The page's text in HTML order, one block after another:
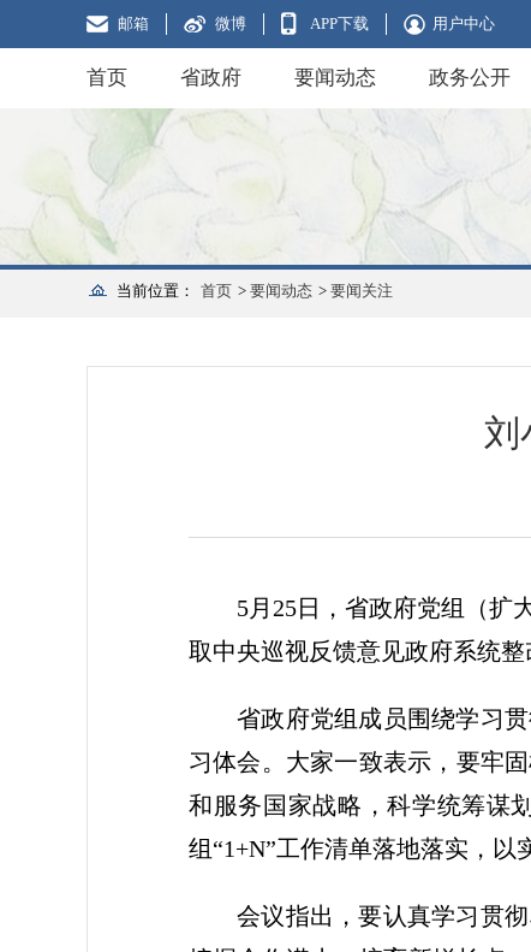
邮箱 微博 APP下载 用户中心
首页 省政府 要闻动态 政务公开
当前位置： 首页 > 要闻动态 > 要闻关注
刘
5月25日，省政府党组（扩
取中央巡视反馈意见政府系统
省政府党组成员围绕学习
习体会。大家一致表示，要牢
和服务国家战略，科学统筹谋
组“1+N”工作清单落地落实，以
会议指出，要认真学习贯